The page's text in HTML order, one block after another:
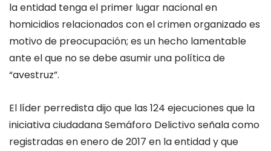
la entidad tenga el primer lugar nacional en
homicidios relacionados con el crimen organizado es
motivo de preocupación; es un hecho lamentable
ante el que no se debe asumir una política de
“avestruz”.
El líder perredista dijo que las 124 ejecuciones que la
iniciativa ciudadana Semáforo Delictivo señala como
registradas en enero de 2017 en la entidad y que